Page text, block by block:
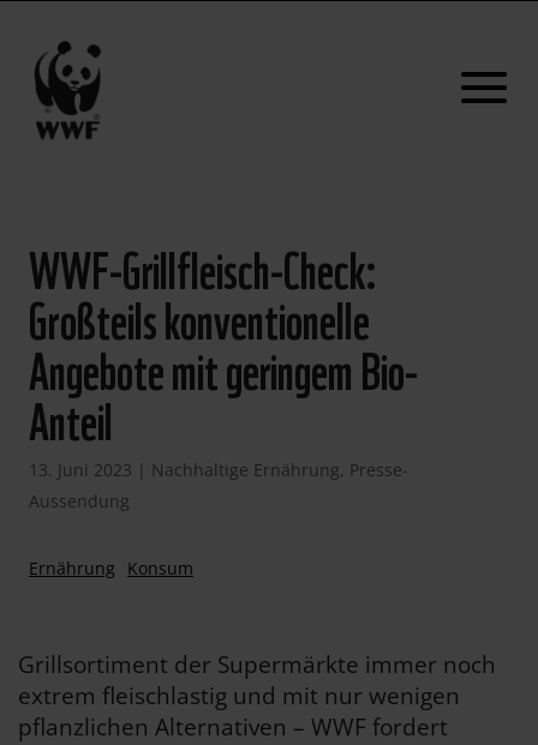
WWF-Grillfleisch-Check:
Großteils konventionelle
Angebote mit geringem Bio-
Anteil
13. Juni 2023 | Nachhaltige Ernährung, Presse-
Aussendung
Ernährung Konsum
Grillsortiment der Supermärkte immer noch
extrem fleischlastig und mit nur wenigen
pflanzlichen Alternativen – WWF fordert